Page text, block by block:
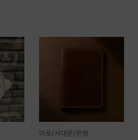
마포/서대문/은평